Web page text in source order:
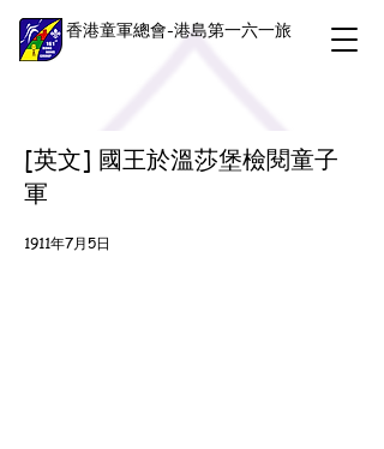
香港童軍總會-港島第一六一旅
[英文] 國王於溫莎堡檢閱童子
軍
1911年7月5日